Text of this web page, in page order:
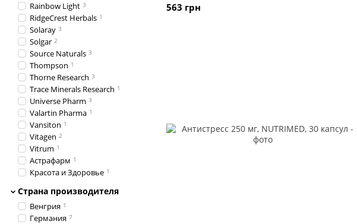
563 грн
Rainbow Light 3
RidgeCrest Herbals 1
Solaray 3
Solgar 2
Source Naturals 3
Thompson 1
Thorne Research 3
Trace Minerals Research 1
Universe Pharm 3
Valartin Pharma 1
Vansiton 1
Vitagen 2
Vitrum 1
Астрафарм 1
Красота и Здоровье 1
Страна производителя
Венгрия 1
Германия 7